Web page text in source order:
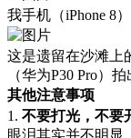
我手机（iPhone 8
这是遗留在沙滩上
（华为P30 Pro）
其他注意事项
1. 不要打光，不要
眼泪其实并不明显